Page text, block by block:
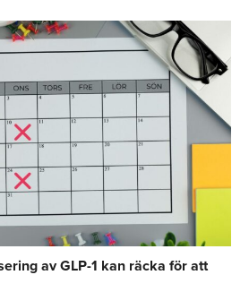
av GLP-1 kan räcka för att